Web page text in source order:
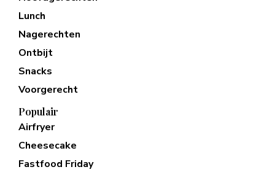
Lunch
Nagerechten
Ontbijt
Snacks
Voorgerecht
Populair
Airfryer
Cheesecake
Fastfood Friday